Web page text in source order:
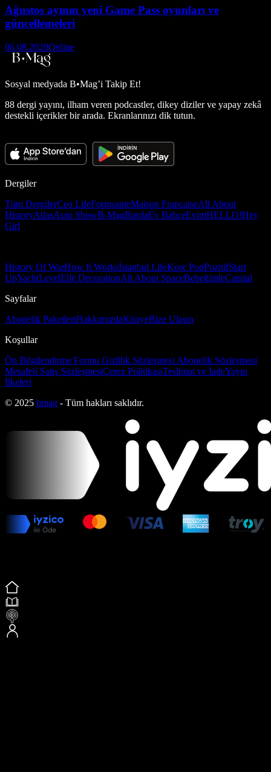
Ağustos ayının yeni Game Pass oyunları ve
güncellemeleri
06.08.2020Online
Sosyal medyada B•Mag’i Takip Et!
88 dergi yayını, ilham veren podcastler, dikey diziler ve yapay zekâ
destekli içerikler bir arada. Ekranlarınızı dik tutun.
Dergiler
Tüm DergilerCeo LifeFormsanteMaison FrançaiseAll About
HistoryAtlasAuto ShowB-MagBurdaEv BahçeEvimHELLO!Hey
Girl
History Of WarHow It Worksİstanbul LifeKore PopPozitifStart
UpYachtLevelElle DecorationAll About SpaceBebeğimleCapital
Sayfalar
Abonelik PaketleriHakkımızdaKünyeBize Ulaşın
Koşullar
Ön Bilgilendirme Formu Gizlilik Sözleşmesi Abonelik Sözleşmesi
Mesafeli Satış SözleşmesiÇerez PolitikasıTeslimat ve İadeYayın
İlkeleri
© 2025 bmag - Tüm hakları saklıdır.